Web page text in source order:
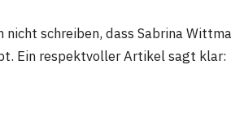
nicht schreiben, dass Sabrina
Ein respektvoller Artikel sagt